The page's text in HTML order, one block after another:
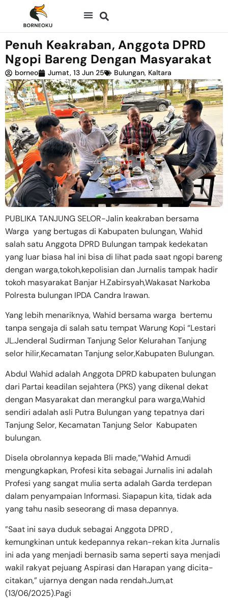
Penuh Keakraban, Anggota DPRD
Ngopi Bareng Dengan Masyarakat
borneo Jumat, 13 Jun 25 Bulungan, Kaltara
PUBLIKA TANJUNG SELOR-Jalin keakraban bersama
Warga yang bertugas di Kabupaten bulungan, Wahid
salah satu Anggota DPRD Bulungan tampak kedekatan
yang luar biasa hal ini bisa di lihat pada saat ngopi bareng
dengan warga,tokoh,kepolisian dan Jurnalis tampak hadir
tokoh masyarakat Banjar H.Zabirsyah,Wakasat Narkoba
Polresta bulungan IPDA Candra Irawan.
Yang lebih menariknya, Wahid bersama warga bertemu
tanpa sengaja di salah satu tempat Warung Kopi “Lestari
JL.Jenderal Sudirman Tanjung Selor Kelurahan Tanjung
selor hilir,Kecamatan Tanjung selor,Kabupaten Bulungan.
Abdul Wahid adalah Anggota DPRD kabupaten bulungan
dari Partai keadilan sejahtera (PKS) yang dikenal dekat
dengan Masyarakat dan merangkul para warga,Wahid
sendiri adalah asli Putra Bulungan yang tepatnya dari
Tanjung Selor, Kecamatan Tanjung Selor Kabupaten
bulungan.
Disela obrolannya kepada Bli made,”Wahid Amudi
mengungkapkan, Profesi kita sebagai Jurnalis ini adalah
Profesi yang sangat mulia serta adalah Garda terdepan
dalam penyampaian Informasi. Siapapun kita, tidak ada
yang tahu nasib seseorang di masa depannya.
”Saat ini saya duduk sebagai Anggota DPRD ,
kemungkinan untuk kedepannya rekan-rekan kita Jurnalis
ini ada yang menjadi bernasib sama seperti saya menjadi
wakil rakyat pejuang Aspirasi dan Harapan yang dicita-
citakan,” ujarnya dengan nada rendah.Jum,at
(13/06/2025).Pagi